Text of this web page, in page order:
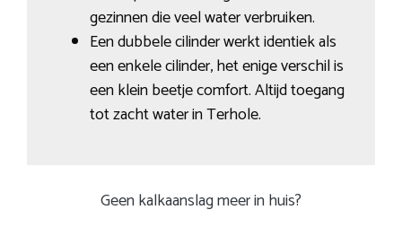
gezinnen die veel water verbruiken.
Een dubbele cilinder werkt identiek als
een enkele cilinder, het enige verschil is
een klein beetje comfort. Altijd toegang
tot zacht water in Terhole.
Geen kalkaanslag meer in huis?